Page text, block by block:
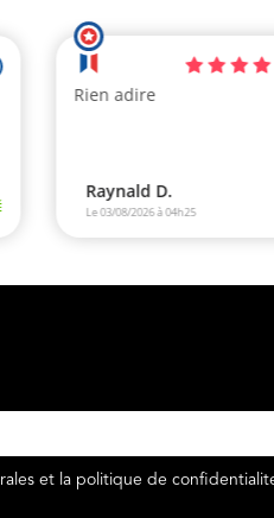
et la politique de